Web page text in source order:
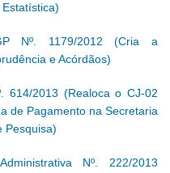
Nº. 1179/2012 (Cria a
e Acórdãos)
614/2013 (Realoca o CJ-02
de Pagamento na Secretaria
Pesquisa)
Nº. 222/2013